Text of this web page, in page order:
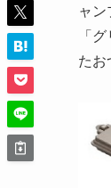
ャ
「
たお